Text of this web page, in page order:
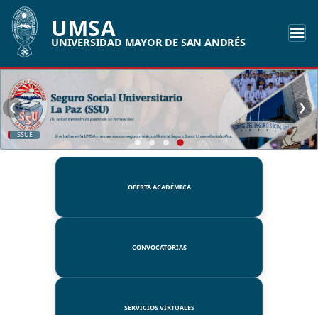
UMSA
UNIVERSIDAD MAYOR DE SAN ANDRÉS
SSUE
❮ ❯
OFERTA ACADÉMICA
CONVOCATORIAS
SERVICIOS VIRTUALES